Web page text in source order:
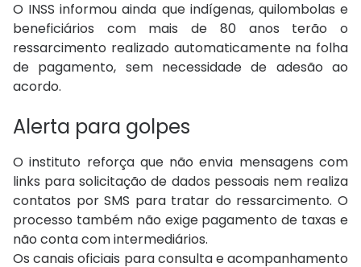
O INSS informou ainda que indígenas, quilombolas e
beneficiários com mais de 80 anos terão o
ressarcimento realizado automaticamente na folha
de pagamento, sem necessidade de adesão ao
acordo.
Alerta para golpes
O instituto reforça que não envia mensagens com
links para solicitação de dados pessoais nem realiza
contatos por SMS para tratar do ressarcimento. O
processo também não exige pagamento de taxas e
não conta com intermediários.
Os canais oficiais para consulta e acompanhamento